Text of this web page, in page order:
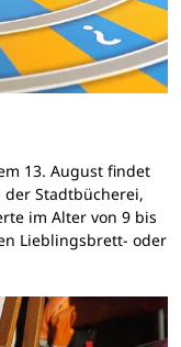
13. August findet
der Stadtbücherei,
im Alter von 9 bis
Lieblingsbrett- oder